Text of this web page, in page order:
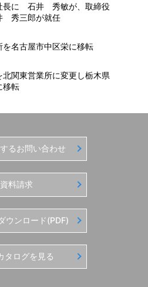
長に 石井 秀敏が、取締役
秀三郎が就任
を名古屋市中区栄に移転
北関東営業所に変更し栃木県
移転
るお問い合わせ
資料請求
ウンロード(PDF)
タログを見る